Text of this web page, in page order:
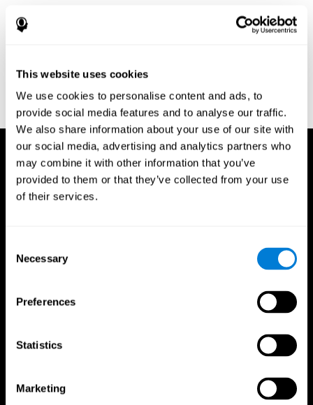
This website uses cookies
We use cookies to personalise content and ads, to
provide social media features and to analyse our traffic.
We also share information about your use of our site with
our social media, advertising and analytics partners who
may combine it with other information that you’ve
provided to them or that they’ve collected from your use
of their services.
Selection
Necessary
Preferences
Statistics
Marketing
Greenberg, L. M., Kindschi, C. L., & Corman, C. L. (1996). TOVA
test of variables of attention: clinical guide. St. Paul, MN: TOVA
reactions. Journal of experimental psychology, 18(6), 643.
Whiteside A., A synopsis of the Vienna Test System: A computer
aided psychological diagnosis. JOPED, 2002, 5 (1), 41–50.